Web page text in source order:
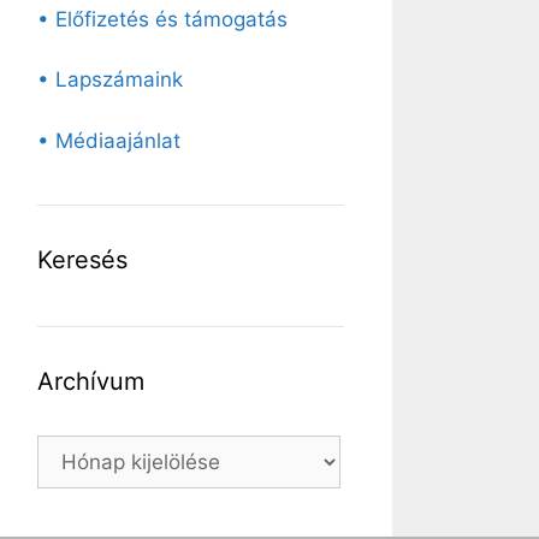
• Előfizetés és támogatás
• Lapszámaink
• Médiaajánlat
Keresés
Archívum
Archívum